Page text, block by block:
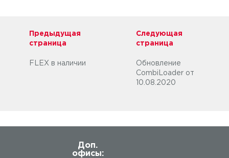
Предыдущая
страница
FLEX в наличии
Следующая
страница
Обновление
CombiLoader от
10.08.2020
Доп.
офисы: